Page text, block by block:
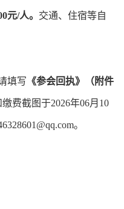
元/人。 交通、住宿等自
填写 《参会回执》（附件
费截图于2026年06月10
。